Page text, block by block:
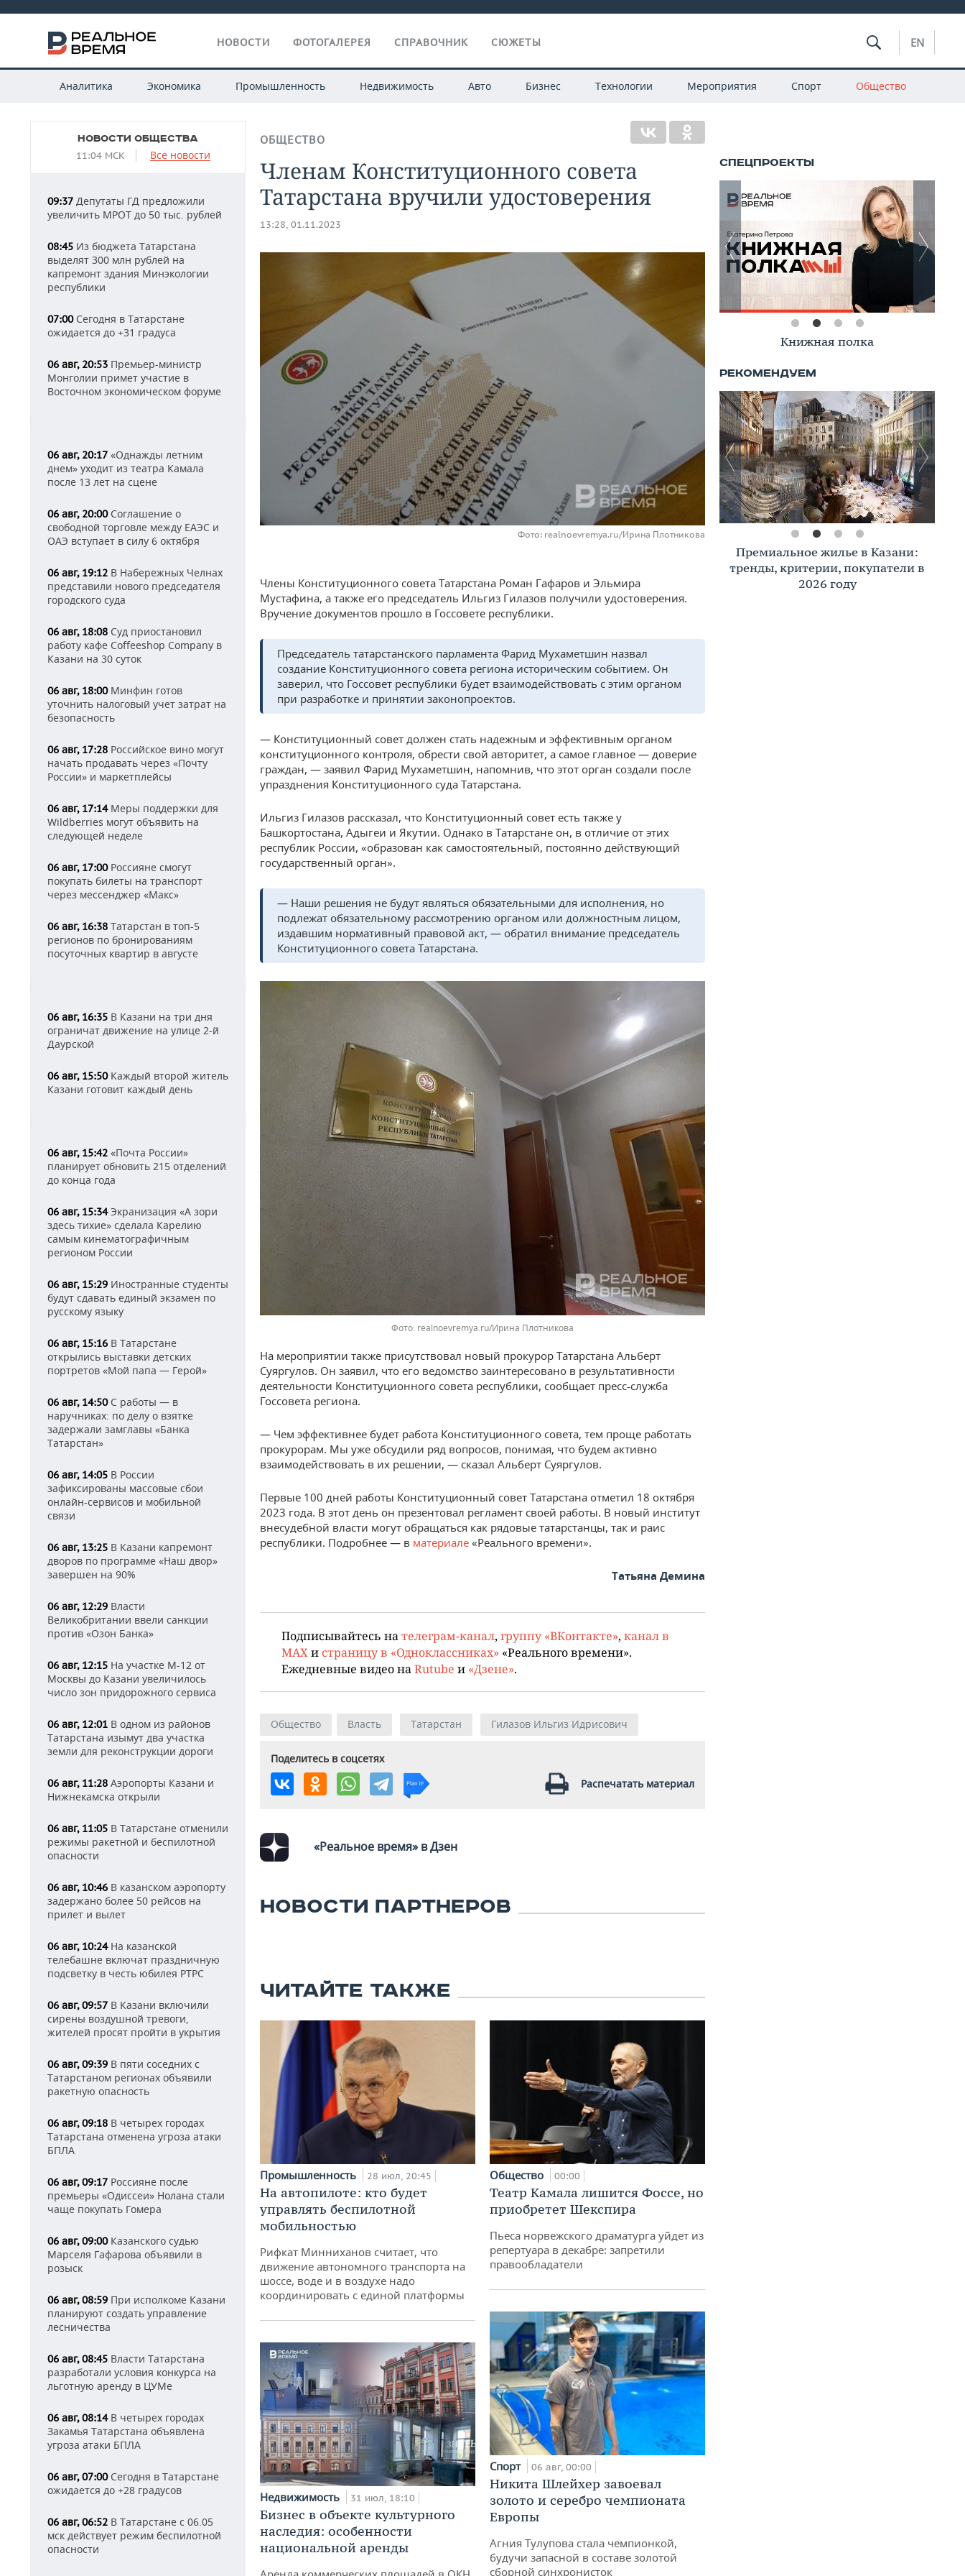
НОВОСТИ ФОТОГАЛЕРЕЯ СПРАВОЧНИК СЮЖЕТЫ EN
Аналитика Экономика Промышленность Недвижимость Авто Бизнес Технологии Мероприятия Спорт Общество
НОВОСТИ ОБЩЕСТВА
11:04 МСК Все новости
09:37 Депутаты ГД предложили
увеличить МРОТ до 50 тыс. рублей
08:45 Из бюджета Татарстана
выделят 300 млн рублей на
капремонт здания Минэкологии
республики
07:00Сегодня в Татарстане
ожидается до +31 градуса
06 авг, 20:53 Премьер-министр
Монголии примет участие в
Восточном экономическом форуме
06 авг, 20:17 «Однажды летним
днем» уходит из театра Камала
после 13 лет на сцене
06 авг, 20:00Соглашение о
свободной торговле между ЕАЭС и
ОАЭ вступает в силу 6 октября
06 авг, 19:12 В Набережных Челнах
представили нового председателя
городского суда
06 авг, 18:08 Суд приостановил
работу кафе Coffeeshop Company в
Казани на 30 суток
06 авг, 18:00Минфин готов
уточнить налоговый учет затрат на
безопасность
06 авг, 17:28 Российское вино могут
начать продавать через «Почту
России» и маркетплейсы
06 авг, 17:14Меры поддержки для
Wildberries могут объявить на
следующей неделе
06 авг, 17:00Россияне смогут
покупать билеты на транспорт
через мессенджер «Макс»
06 авг, 16:38 Татарстан в топ-5
регионов по бронированиям
посуточных квартир в августе
06 авг, 16:35 В Казани на три дня
ограничат движение на улице 2-й
Даурской
06 авг, 15:50Каждый второй житель
Казани готовит каждый день
06 авг, 15:42 «Почта России»
планирует обновить 215 отделений
до конца года
06 авг, 15:34Экранизация «А зори
здесь тихие» сделала Карелию
самым кинематографичным
регионом России
06 авг, 15:29 Иностранные студенты
будут сдавать единый экзамен по
русскому языку
06 авг, 15:16 В Татарстане
открылись выставки детских
портретов «Мой папа — Герой»
06 авг, 14:50С работы — в
наручниках: по делу о взятке
задержали замглавы «Банка
Татарстан»
06 авг, 14:05 В России
зафиксированы массовые сбои
онлайн-сервисов и мобильной
связи
06 авг, 13:25 В Казани капремонт
дворов по программе «Наш двор»
завершен на 90%
06 авг, 12:29 Власти
Великобритании ввели санкции
против «Озон Банка»
06 авг, 12:15 На участке М-12 от
Москвы до Казани увеличилось
число зон придорожного сервиса
06 авг, 12:01 В одном из районов
Татарстана изымут два участка
земли для реконструкции дороги
06 авг, 11:28 Аэропорты Казани и
Нижнекамска открыли
06 авг, 11:05 В Татарстане отменили
режимы ракетной и беспилотной
опасности
06 авг, 10:46 В казанском аэропорту
задержано более 50 рейсов на
прилет и вылет
06 авг, 10:24На казанской
телебашне включат праздничную
подсветку в честь юбилея РТРС
06 авг, 09:57 В Казани включили
сирены воздушной тревоги,
жителей просят пройти в укрытия
06 авг, 09:39 В пяти соседних с
Татарстаном регионах объявили
ракетную опасность
06 авг, 09:18 В четырех городах
Татарстана отменена угроза атаки
БПЛА
06 авг, 09:17 Россияне после
премьеры «Одиссеи» Нолана стали
чаще покупать Гомера
06 авг, 09:00Казанского судью
Марселя Гафарова объявили в
розыск
06 авг, 08:59 При исполкоме Казани
планируют создать управление
лесничества
06 авг, 08:45 Власти Татарстана
разработали условия конкурса на
льготную аренду в ЦУМе
06 авг, 08:14В четырех городах
Закамья Татарстана объявлена
угроза атаки БПЛА
06 авг, 07:00Сегодня в Татарстане
ожидается до +28 градусов
06 авг, 06:52 В Татарстане с 06.05
мск действует режим беспилотной
опасности
ОБЩЕСТВО
Членам Конституционного совета
Татарстана вручили удостоверения
13:28, 01.11.2023
Фото: realnoevremya.ru/Ирина Плотникова
Члены Конституционного совета Татарстана Роман Гафаров и Эльмира
Мустафина, а также его председатель Ильгиз Гилазов получили удостоверения.
Вручение документов прошло в Госсовете республики.
Председатель татарстанского парламента Фарид Мухаметшин назвал
создание Конституционного совета региона историческим событием. Он
заверил, что Госсовет республики будет взаимодействовать с этим органом
при разработке и принятии законопроектов.
— Конституционный совет должен стать надежным и эффективным органом
конституционного контроля, обрести свой авторитет, а самое главное — доверие
граждан, — заявил Фарид Мухаметшин, напомнив, что этот орган создали после
упразднения Конституционного суда Татарстана.
Ильгиз Гилазов рассказал, что Конституционный совет есть также у
Башкортостана, Адыгеи и Якутии. Однако в Татарстане он, в отличие от этих
республик России, «образован как самостоятельный, постоянно действующий
государственный орган».
— Наши решения не будут являться обязательными для исполнения, но
подлежат обязательному рассмотрению органом или должностным лицом,
издавшим нормативный правовой акт, — обратил внимание председатель
Конституционного совета Татарстана.
realnoevremya.ru/Ирина Плотникова
На мероприятии также присутствовал новый прокурор Татарстана Альберт
Суяргулов. Он заявил, что его ведомство заинтересовано в результативности
деятельности Конституционного совета республики, сообщает пресс-служба
Госсовета региона.
— Чем эффективнее будет работа Конституционного совета, тем проще работать
прокурорам. Мы уже обсудили ряд вопросов, понимая, что будем активно
взаимодействовать в их решении, — сказал Альберт Суяргулов.
Первые 100 дней работы Конституционный совет Татарстана отметил 18 октября
2023 года. В этот день он презентовал регламент своей работы. В новый институт
внесудебной власти могут обращаться как рядовые татарстанцы, так и раис
республики. Подробнее — в материале «Реального времени».
Татьяна Демина
Подписывайтесь нателеграм-канал, группу «ВКонтакте», канал в
MAXи страницу в «Одноклассниках» «Реального времени».
Ежедневные видео наRutube и «Дзене».
Общество Власть Татарстан Гилазов Ильгиз Идрисович
Поделитесь в соцсетях
Распечатать материал
«Реальное время» в Дзен
НОВОСТИ ПАРТНЕРОВ
ЧИТАЙТЕ ТАКЖЕ
Промышленность 28 июл, 20:45
На автопилоте: кто будет
управлять беспилотной
мобильностью
Рифкат Минниханов считает, что
движение автономного транспорта на
шоссе, воде и в воздухе надо
координировать с единой платформы
Недвижимость 31 июл, 18:10
Бизнес в объекте культурного
наследия: особенности
национальной аренды
Общество 00:00
Театр Камала лишится Фоссе, но
приобретет Шекспира
Пьеса норвежского драматурга уйдет из
репертуара в декабре: запретили
правообладатели
Спорт 06 авг, 00:00
Никита Шлейхер завоевал
золото и серебро чемпионата
Европы
Агния Тулупова стала чемпионкой,
будучи запасной в составе золотой
сборной синхронисток
Книжная полка
Премиальное жилье в Казани:
тренды, критерии, покупатели в
2026 году